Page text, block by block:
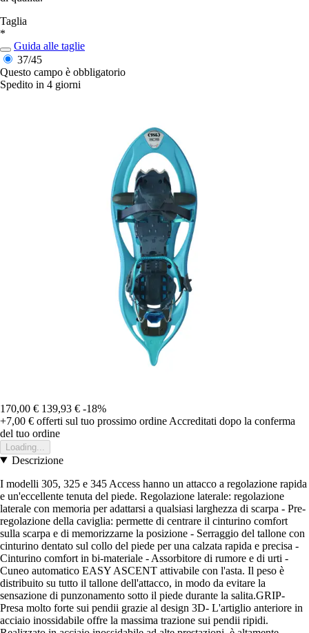
Taglia
*
Guida alle taglie
37/45
Questo campo è obbligatorio
Spedito in 4 giorni
170,00 € 139,93 € -18%
+7,00 € offerti sul tuo prossimo ordine Accreditati dopo la conferma
del tuo ordine
Loading...
Descrizione
I modelli 305, 325 e 345 Access hanno un attacco a regolazione rapida
e un'eccellente tenuta del piede. Regolazione laterale: regolazione
laterale con memoria per adattarsi a qualsiasi larghezza di scarpa - Pre-
regolazione della caviglia: permette di centrare il cinturino comfort
sulla scarpa e di memorizzarne la posizione - Serraggio del tallone con
cinturino dentato sul collo del piede per una calzata rapida e precisa -
Cinturino comfort in bi-materiale - Assorbitore di rumore e di urti -
Cuneo automatico EASY ASCENT attivabile con l'asta. Il peso è
distribuito su tutto il tallone dell'attacco, in modo da evitare la
sensazione di punzonamento sotto il piede durante la salita.GRIP-
Presa molto forte sui pendii grazie al design 3D- L'artiglio anteriore in
acciaio inossidabile offre la massima trazione sui pendii ripidi.